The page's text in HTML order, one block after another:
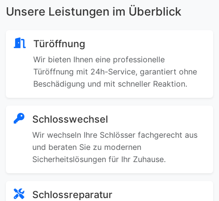
Unsere Leistungen im Überblick
Türöffnung
Wir bieten Ihnen eine professionelle
Türöffnung mit 24h-Service, garantiert ohne
Beschädigung und mit schneller Reaktion.
Schlosswechsel
Wir wechseln Ihre Schlösser fachgerecht aus
und beraten Sie zu modernen
Sicherheitslösungen für Ihr Zuhause.
Schlossreparatur